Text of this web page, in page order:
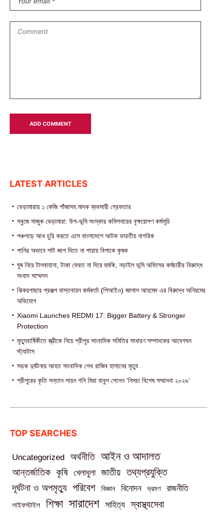
LATEST ARTICLES
ভেড়ামারায় ১ কেজি গাঁজাসহ মাদক ব্যবসায়ী গ্রেফতার
সবুজে সাজুক ভেড়ামারা: উপ-ভূমি সংস্কার কমিশনারের বৃক্ষরোপণ কর্মসূচি
পঞ্চগড়ে আখ চুরি করতে এসে বাংলাদেশে আটক ভারতীয় নাগরিক
পা‌নির অভাবে পাট জাগ দিতে না পারায় বিপাকে কৃষক
ঘুষ নিয়ে টালবাহানা, টাকা ফেরত না দিয়ে হুমকি, নড়াইল ভূমি অফিসের কর্মচারীর বিরুদ্ধে
সংবাদ সম্মেলন
ঝিকরগাছার প্রকল্প বাস্তবায়ন কর্মকর্তা (পিআইও) জালাল আহমেদ এর বিরুদ্ধে অনিয়মের
অভিযোগ
Xiaomi Launches REDMI 17: Bigger Battery & Stronger
Protection
মৃত্যুবার্ষিকীতে স্ত্রীকে নিয়ে শ্রীপুর সাংবাদিক সমিতির সাধারণ সম্পাদকের আবেগঘন
স্ট্যাটাস
সড়ক দুর্ঘটনায় আহত সাংবাদিক শেখ রাজিব হাসানের মৃত্যু
শ্রীপুরের কৃতি সন্তান লায়ন গনি মিয়া বাবুল পেলেন ‘নিসচা বিশেষ সম্মাননা ২০২৬’
TOP SEARCHES
Uncategorized অর্থনীতি আইন ও আদালত
আন্তর্জাতিক কৃষি খেলাধুলা জাতীয় তথ্যপ্রযুক্তি
দূর্ঘটনা ও অপমৃত্যু পরিবেশ বিজ্ঞান বিনোদন ভ্রমণ রাজনীতি
লাইফস্টাইল শিক্ষা সারাদেশ সাহিত্য স্বাস্থ্যসেবা